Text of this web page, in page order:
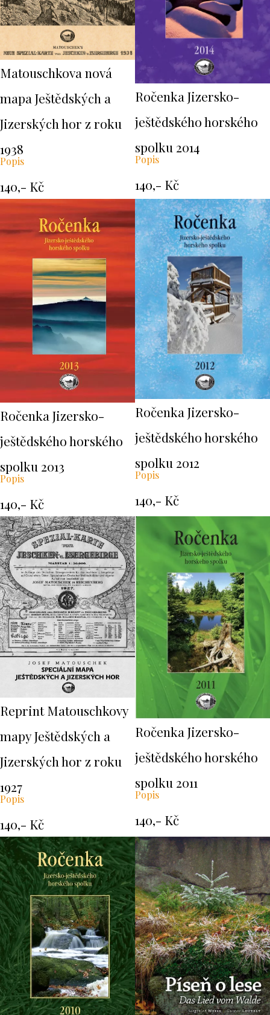
Matouschkova nová
mapa Ještědských a
Jizerských hor z roku
1938
Popis
140,- Kč
Ročenka Jizersko-
ještědského horského
spolku 2014
Popis
140,- Kč
Ročenka Jizersko-
ještědského horského
spolku 2013
Popis
140,- Kč
Ročenka Jizersko-
ještědského horského
spolku 2012
Popis
140,- Kč
Reprint Matouschkovy
mapy Ještědských a
Jizerských hor z roku
1927
Popis
140,- Kč
Ročenka Jizersko-
ještědského horského
spolku 2011
Popis
140,- Kč